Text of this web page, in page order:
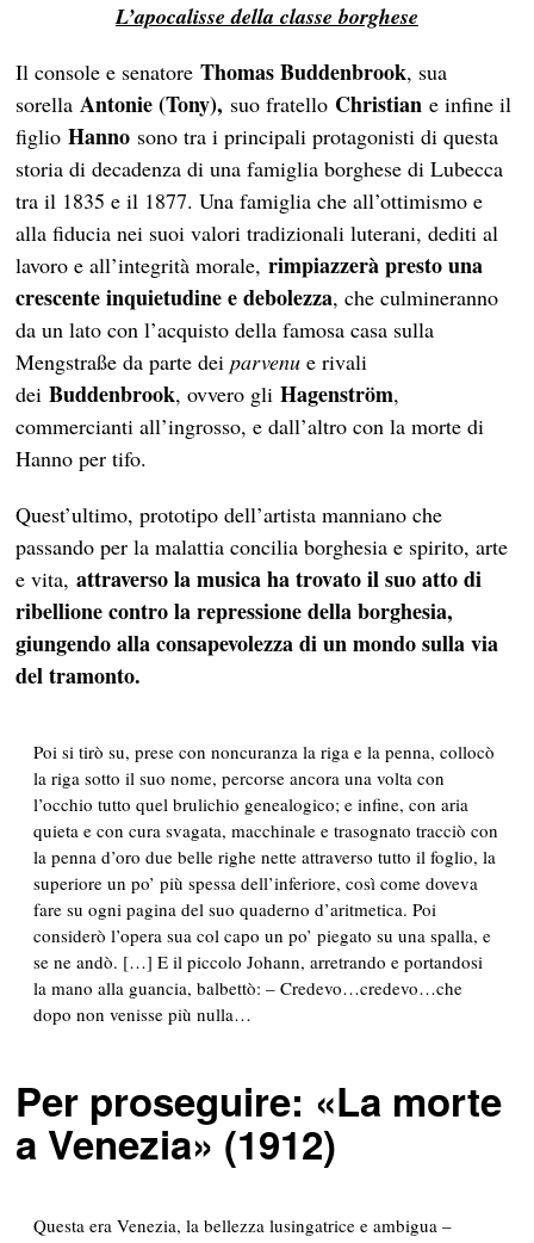
L’apocalisse della classe borghese
Il console e senatoreThomas Buddenbrook, sua
sorellaAntonie (Tony), suo fratello Christian e infine il
figlioHanno sono tra i principali protagonisti di questa
storia di decadenza di una famiglia borghese di Lubecca
tra il 1835 e il 1877. Una famiglia che all’ottimismo e
alla fiducia nei suoi valori tradizionali luterani, dediti al
lavoro e all’integrità morale,rimpiazzerà presto una
crescente inquietudine e debolezza, che culmineranno
da un lato con l’acquisto della famosa casa sulla
Mengstraße da parte deiparvenu e rivali
deiBuddenbrook, ovvero gliHagenström,
commercianti all’ingrosso, e dall’altro con la morte di
Hanno per tifo.
Quest’ultimo, prototipo dell’artista manniano che
passando per la malattia concilia borghesia e spirito, arte
e vita,attraverso la musica ha trovato il suo atto di
ribellione contro la repressione della borghesia,
giungendo alla consapevolezza di un mondo sulla via
del tramonto.
Poi si tirò su, prese con noncuranza la riga e la penna, collocò
la riga sotto il suo nome, percorse ancora una volta con
l’occhio tutto quel brulichio genealogico; e infine, con aria
quieta e con cura svagata, macchinale e trasognato tracciò con
la penna d’oro due belle righe nette attraverso tutto il foglio, la
superiore un po’ più spessa dell’inferiore, così come doveva
fare su ogni pagina del suo quaderno d’aritmetica. Poi
considerò l’opera sua col capo un po’ piegato su una spalla, e
se ne andò. […] E il piccolo Johann, arretrando e portandosi
la mano alla guancia, balbettò: – Credevo…credevo…che
dopo non venisse più nulla…
Per proseguire: «La morte
a Venezia» (1912)
Questa era Venezia, la bellezza lusingatrice e ambigua –